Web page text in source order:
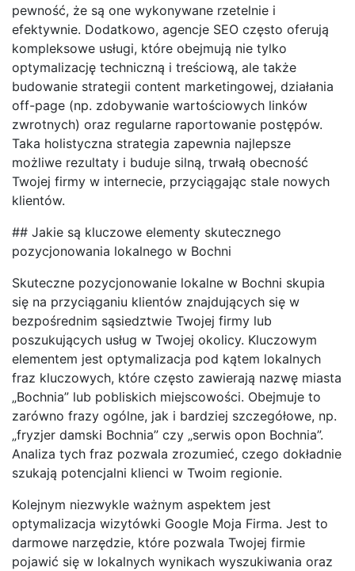
pewność, że są one wykonywane rzetelnie i
efektywnie. Dodatkowo, agencje SEO często oferują
kompleksowe usługi, które obejmują nie tylko
optymalizację techniczną i treściową, ale także
budowanie strategii content marketingowej, działania
off-page (np. zdobywanie wartościowych linków
zwrotnych) oraz regularne raportowanie postępów.
Taka holistyczna strategia zapewnia najlepsze
możliwe rezultaty i buduje silną, trwałą obecność
Twojej firmy w internecie, przyciągając stale nowych
klientów.
## Jakie są kluczowe elementy skutecznego
pozycjonowania lokalnego w Bochni
Skuteczne pozycjonowanie lokalne w Bochni skupia
się na przyciąganiu klientów znajdujących się w
bezpośrednim sąsiedztwie Twojej firmy lub
poszukujących usług w Twojej okolicy. Kluczowym
elementem jest optymalizacja pod kątem lokalnych
fraz kluczowych, które często zawierają nazwę miasta
„Bochnia” lub pobliskich miejscowości. Obejmuje to
zarówno frazy ogólne, jak i bardziej szczegółowe, np.
„fryzjer damski Bochnia” czy „serwis opon Bochnia”.
Analiza tych fraz pozwala zrozumieć, czego dokładnie
szukają potencjalni klienci w Twoim regionie.
Kolejnym niezwykle ważnym aspektem jest
optymalizacja wizytówki Google Moja Firma. Jest to
darmowe narzędzie, które pozwala Twojej firmie
pojawić się w lokalnych wynikach wyszukiwania oraz